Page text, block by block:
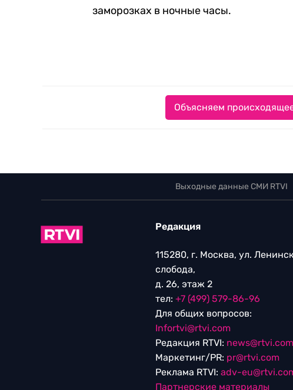
заморозках в ночные часы.
Объясняем
Выходные данные СМИ RTVI
Редакция
115280, г. Москва, ул.
слобода,
д. 26, этаж 2
тел: +7 (499) 579-86-96
Для общих вопросов:
Infortvi@rtvi.com
Редакция RTVI: news@rtvi.com
Маркетинг/PR: pr@rtvi.com
Реклама RTVI: adv-
Партнерские материалы